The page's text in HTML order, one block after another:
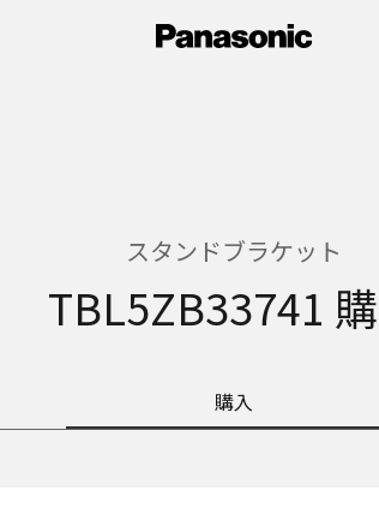
スタンドブラケット
TBL5ZB33741
購入